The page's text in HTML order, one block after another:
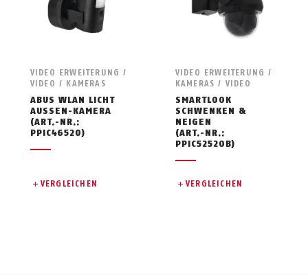
VIDEO ERWEITERUNG /
VIDEO / KAMERAS
ABUS WLAN LICHT
AUSSEN-KAMERA
(ART.-NR.:
PPIC46520)
VERGLEICHEN
VIDEO ERWEITERUNG /
KAMERAS / VIDEO
SMARTLOOK
SCHWENKEN &
NEIGEN
(ART.-NR.:
PPIC52520B)
VERGLEICHEN